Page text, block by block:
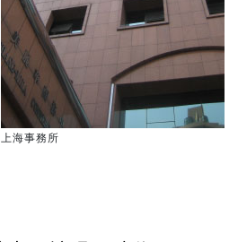
上海事務所